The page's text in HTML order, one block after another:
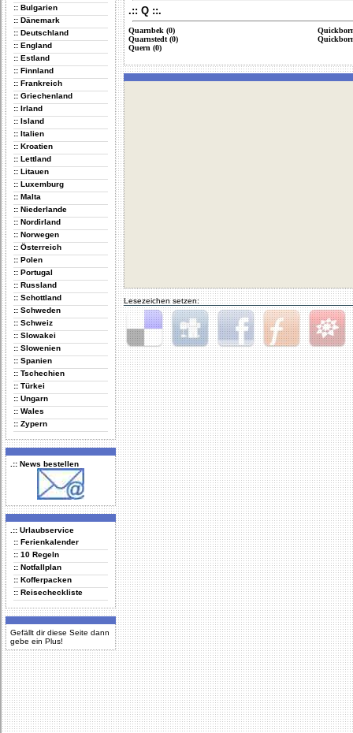
:: Bulgarien
:: Dänemark
:: Deutschland
:: England
:: Estland
:: Finnland
:: Frankreich
:: Griechenland
:: Irland
:: Island
:: Italien
:: Kroatien
:: Lettland
:: Litauen
:: Luxemburg
:: Malta
:: Niederlande
:: Nordirland
:: Norwegen
:: Österreich
:: Polen
:: Portugal
:: Russland
:: Schottland
:: Schweden
:: Schweiz
:: Slowakei
:: Slowenien
:: Spanien
:: Tschechien
:: Türkei
:: Ungarn
:: Wales
:: Zypern
.:: News bestellen
.:: Urlaubservice
:: Ferienkalender
:: 10 Regeln
:: Notfallplan
:: Kofferpacken
:: Reisecheckliste
Gefällt dir diese Seite dann
gebe ein Plus!
.:: Q ::.
Quarnbek (0)
Quarnstedt (0)
Quern (0)
Lesezeichen setzen:
Delicious Digg Facebook Furl StudiVZ